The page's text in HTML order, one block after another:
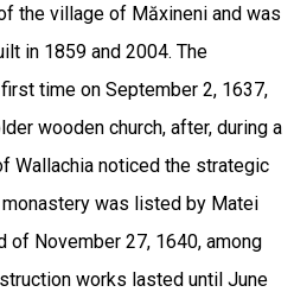
the village of Măxineni and was
in 1859 and 2004. The
time on September 2, 1637,
wooden church, after, during a
Wallachia noticed the strategic
was listed by Matei
of November 27, 1640, among
works lasted until June